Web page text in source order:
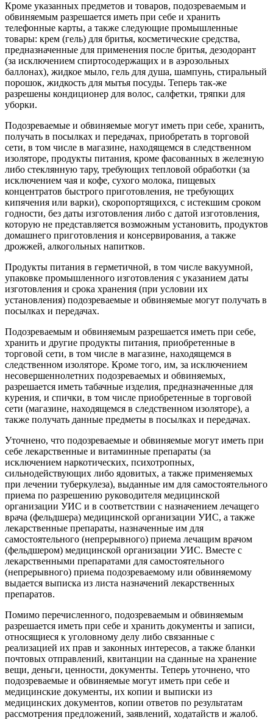
Кроме указанных предметов и товаров, подозреваемым и
обвиняемым разрешается иметь при себе и хранить
телефонные карты, а также следующие промышленные
товары: крем (гель) для бритья, косметические средства,
предназначенные для применения после бритья, дезодорант
(за исключением спиртосодержащих и в аэрозольных
баллонах), жидкое мыло, гель для душа, шампунь, стиральный
порошок, жидкость для мытья посуды. Теперь так-же
разрешены кондиционер для волос, салфетки, тряпки для
уборки.
Подозреваемые и обвиняемые могут иметь при себе, хранить,
получать в посылках и передачах, приобретать в торговой
сети, в том числе в магазине, находящемся в следственном
изоляторе, продукты питания, кроме фасованных в железную
либо стеклянную тару, требующих тепловой обработки (за
исключением чая и кофе, сухого молока, пищевых
концентратов быстрого приготовления, не требующих
кипячения или варки), скоропортящихся, с истекшим сроком
годности, без даты изготовления либо с датой изготовления,
которую не представляется возможным установить, продуктов
домашнего приготовления и консервирования, а также
дрожжей, алкогольных напитков.
Продукты питания в герметичной, в том числе вакуумной,
упаковке промышленного изготовления с указанием даты
изготовления и срока хранения (при условии их
установления) подозреваемые и обвиняемые могут получать в
посылках и передачах.
Подозреваемым и обвиняемым разрешается иметь при себе,
хранить и другие продукты питания, приобретенные в
торговой сети, в том числе в магазине, находящемся в
следственном изоляторе. Кроме того, им, за исключением
несовершеннолетних подозреваемых и обвиняемых,
разрешается иметь табачные изделия, предназначенные для
курения, и спички, в том числе приобретенные в торговой
сети (магазине, находящемся в следственном изоляторе), а
также получать данные предметы в посылках и передачах.
Уточнено, что подозреваемые и обвиняемые могут иметь при
себе лекарственные и витаминные препараты (за
исключением наркотических, психотропных,
сильнодействующих либо ядовитых, а также применяемых
при лечении туберкулеза), выданные им для самостоятельного
приема по разрешению руководителя медицинской
организации УИС и в соответствии с назначением лечащего
врача (фельдшера) медицинской организации УИС, а также
лекарственные препараты, назначенные им для
самостоятельного (непрерывного) приема лечащим врачом
(фельдшером) медицинской организации УИС. Вместе с
лекарственными препаратами для самостоятельного
(непрерывного) приема подозреваемому или обвиняемому
выдается выписка из листа назначений лекарственных
препаратов.
Помимо перечисленного, подозреваемым и обвиняемым
разрешается иметь при себе и хранить документы и записи,
относящиеся к уголовному делу либо связанные с
реализацией их прав и законных интересов, а также бланки
почтовых отправлений, квитанции на сданные на хранение
вещи, деньги, ценности, документы. Теперь уточнено, что
подозреваемые и обвиняемые могут иметь при себе и
медицинские документы, их копии и выписки из
медицинских документов, копии ответов по результатам
рассмотрения предложений, заявлений, ходатайств и жалоб.